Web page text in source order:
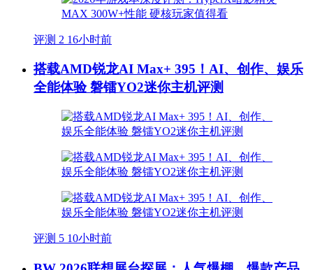
评测 2 16小时前
搭载AMD锐龙AI Max+ 395！AI、创作、娱乐
全能体验 磐镭YO2迷你主机评测
评测 5 10小时前